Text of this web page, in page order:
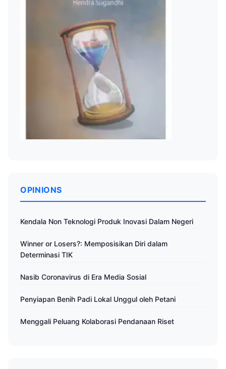
OPINIONS
Kendala Non Teknologi Produk Inovasi Dalam Negeri
Winner or Losers?: Memposisikan Diri dalam
Determinasi TIK
Nasib Coronavirus di Era Media Sosial
Penyiapan Benih Padi Lokal Unggul oleh Petani
Menggali Peluang Kolaborasi Pendanaan Riset